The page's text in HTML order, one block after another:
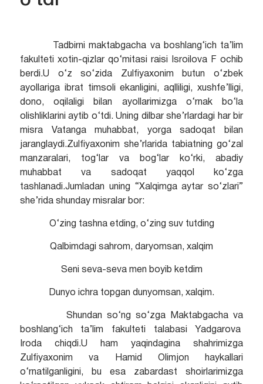
Tadbirni maktabgacha va boshlang‘ich ta’lim
fakulteti xotin-qizlar qo‘mitasi raisi Isroilova F ochib
berdi.U o‘z so‘zida Zulfiyaxonim butun o‘zbek
ayollariga ibrat timsoli ekanligini, aqlliligi, xushfe’lligi,
dono, oqilaligi bilan ayollarimizga o‘rnak bo‘la
olishliklarini aytib o‘tdi.Uning dilbar she’rlardagi har bir
misra Vatanga muhabbat, yorga sadoqat bilan
jaranglaydi.Zulfiyaxonim she’rlarida tabiatning go‘zal
manzaralari, tog‘lar va bog‘lar ko‘rki, abadiy
muhabbat va sadoqat yaqqol ko‘zga
tashlanadi.Jumladan uning “Xalqimga aytar so‘zlari”
she’rida shunday misralar bor:
O‘zing tashna etding, o‘zing suv tutding
Qalbimdagi sahrom, daryomsan, xalqim
Seni seva-seva men boyib ketdim
Dunyo ichra topgan dunyomsan, xalqim.
Shundan so‘ng so‘zga Maktabgacha va
boshlang‘ich ta’lim fakulteti talabasi Yadgarova
Iroda chiqdi.U ham yaqindagina shahrimizga
Zulfiyaxonim va Hamid Olimjon haykallari
o‘rnatilganligini, bu esa zabardast shoirlarimizga